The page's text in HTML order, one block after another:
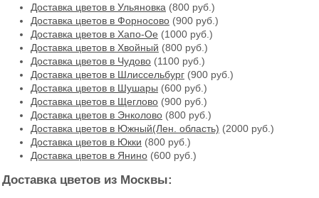
Доставка цветов в Ульяновка (800 руб.)
Доставка цветов в Форносово (900 руб.)
Доставка цветов в Хапо-Ое (1000 руб.)
Доставка цветов в Хвойный (800 руб.)
Доставка цветов в Чудово (1100 руб.)
Доставка цветов в Шлиссельбург (900 руб.)
Доставка цветов в Шушары (600 руб.)
Доставка цветов в Щеглово (900 руб.)
Доставка цветов в Энколово (800 руб.)
Доставка цветов в Южный(Лен. область) (2000 руб.)
Доставка цветов в Юкки (800 руб.)
Доставка цветов в Янино (600 руб.)
Доставка цветов из Москвы: